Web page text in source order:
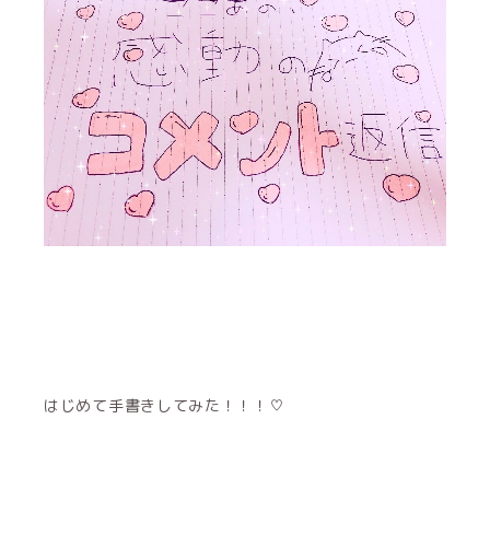
はじめて手書きしてみた！！！♡